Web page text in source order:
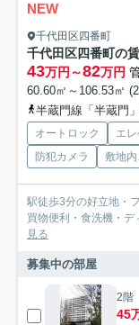
NEW
千代田区四番町
千代田区四番町の
43万円～82万円
60.60㎡～106.53㎡
半蔵門線「半蔵門
オートロック エ
防犯カメラ
敷地
駅徒歩3分の好立地・
買物便利・食洗機・
見る
募集中の部屋
2階
45